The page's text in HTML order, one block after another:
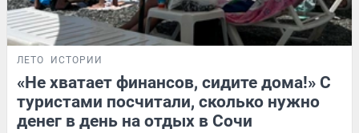
ЛЕТО ИСТОРИИ
«Не хватает финансов, сидите дома!» С
туристами посчитали, сколько нужно
денег в день на отдых в Сочи